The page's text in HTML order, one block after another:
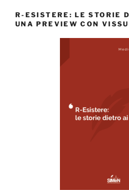
R-ESISTERE: LE STORIE
UNA PREVIEW CON